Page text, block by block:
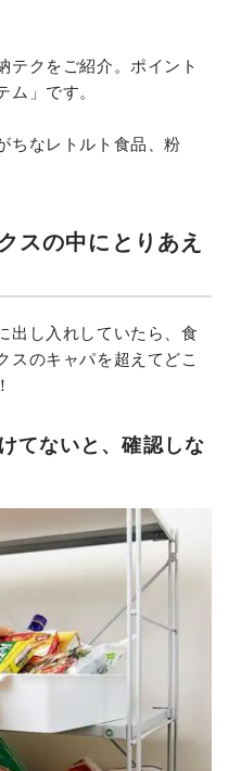
テクをご紹介。ポイント
」です。
ちなレトルト食品、粉
スの中にとりあえ
出し入れしていたら、食
スのキャパを超えてどこ
てないと、確認しな